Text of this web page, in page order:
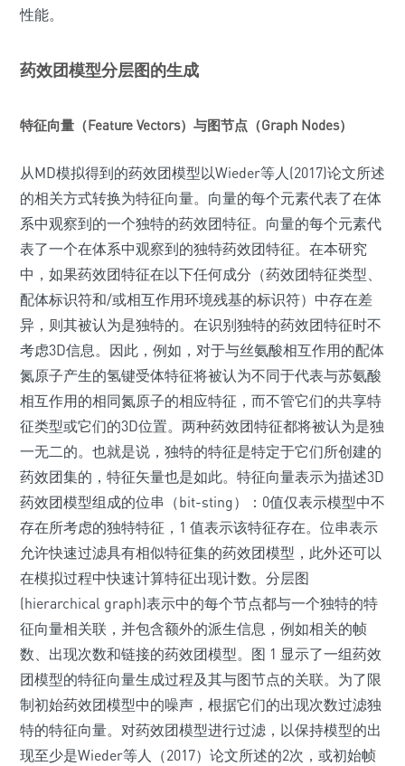
性能。
药效团模型分层图的生成
特征向量（Feature Vectors）与图节点（Graph Nodes）
从MD模拟得到的药效团模型以Wieder等人(2017)论文所述
的相关方式转换为特征向量。向量的每个元素代表了在体
系中观察到的一个独特的药效团特征。向量的每个元素代
表了一个在体系中观察到的独特药效团特征。在本研究
中，如果药效团特征在以下任何成分（药效团特征类型、
配体标识符和/或相互作用环境残基的标识符）中存在差
异，则其被认为是独特的。在识别独特的药效团特征时不
考虑3D信息。因此，例如，对于与丝氨酸相互作用的配体
氮原子产生的氢键受体特征将被认为不同于代表与苏氨酸
相互作用的相同氮原子的相应特征，而不管它们的共享特
征类型或它们的3D位置。两种药效团特征都将被认为是独
一无二的。也就是说，独特的特征是特定于它们所创建的
药效团集的，特征矢量也是如此。特征向量表示为描述3D
药效团模型组成的位串（bit-sting）：0值仅表示模型中不
存在所考虑的独特特征，1 值表示该特征存在。位串表示
允许快速过滤具有相似特征集的药效团模型，此外还可以
在模拟过程中快速计算特征出现计数。分层图
(hierarchical graph)表示中的每个节点都与一个独特的特
征向量相关联，并包含额外的派生信息，例如相关的帧
数、出现次数和链接的药效团模型。图 1 显示了一组药效
团模型的特征向量生成过程及其与图节点的关联。为了限
制初始药效团模型中的噪声，根据它们的出现次数过滤独
特的特征向量。对药效团模型进行过滤，以保持模型的出
现至少是Wieder等人（2017）论文所述的2次，或初始帧